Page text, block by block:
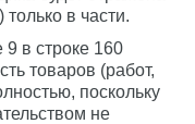
только в части.
в строке 160
товаров (работ,
поскольку
не